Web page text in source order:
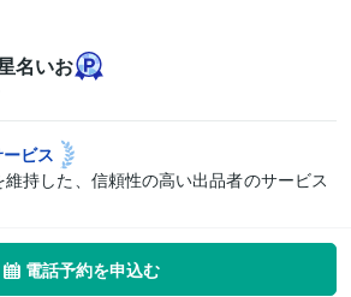
名いお
ビス
持した、信頼性の高い出品者のサービス
電話予約を申込む